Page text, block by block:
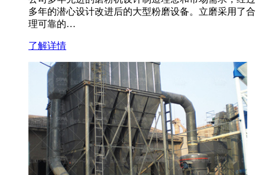
多年的潜心设计改进后的大型粉磨设备。立磨采用了合
理可靠的…
了解详情